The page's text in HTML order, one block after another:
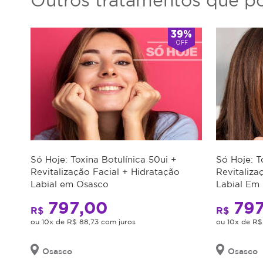
de
Atendimento
Segunda-
8:00-
20:00
8:00-
20:00
Quarta-
8:00-
Quinta-
feira
Fechado
agora
8:00-
Sexta-
feira
20:00
Sábado
39%
OFF
Só Hoje: Toxina Botulínica 50ui +
Revitalização Facial + Hidratação
Labial em Osasco
R$ 797,00
ou 10x de R$ 88,73 com juros
Osasco
Só Hoje:
Labial Em
R$
ou 10x de
Osasco